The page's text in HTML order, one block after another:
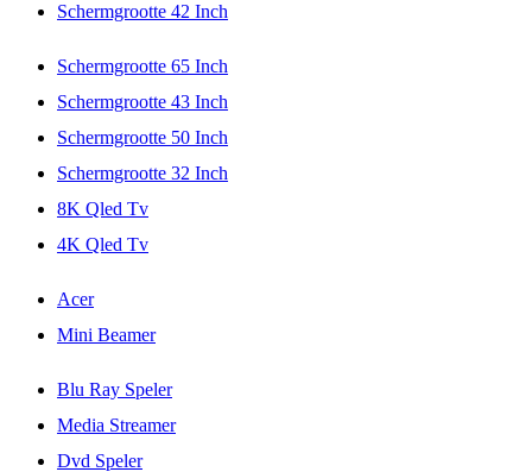
Schermgrootte 42 Inch
Schermgrootte 65 Inch
Schermgrootte 43 Inch
Schermgrootte 50 Inch
Schermgrootte 32 Inch
8K Qled Tv
4K Qled Tv
Acer
Mini Beamer
Blu Ray Speler
Media Streamer
Dvd Speler